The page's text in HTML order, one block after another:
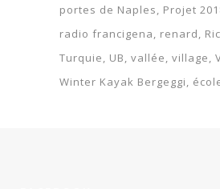
portes de Naples
Projet
radio francigena
renard
Turquie
UB vallée village
Winter Kayak Bergeggi